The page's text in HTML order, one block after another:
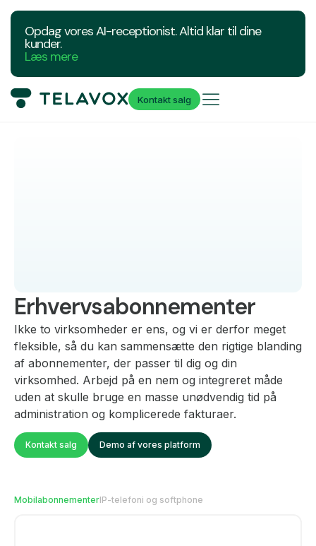
Opdag vores AI-receptionist. Altid klar til dine
kunder.
Læs mere
Kontakt salg
Erhvervsabonnementer
Ikke to virksomheder er ens, og vi er derfor meget
fleksible, så du kan sammensætte den rigtige blanding
af abonnementer, der passer til dig og din
virksomhed. Arbejd på en nem og integreret måde
uden at skulle bruge en masse unødvendig tid på
administration og komplicerede fakturaer.
Kontakt salg Demo af vores platform
MobilabonnementerIP-telefoni og softphone